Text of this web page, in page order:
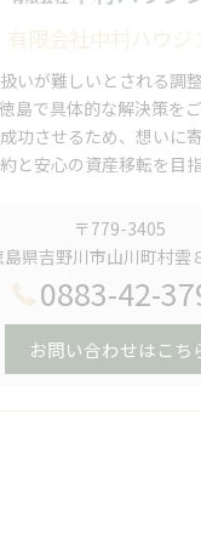
有限会社中村ハウジ
いが難しいとされる調
島で具体的な解決策を
功させるため、想いに
と安心の資産移転を目指
〒779-3405
島県吉野川市山川町村雲
0883-42-
お問い合わせはこち